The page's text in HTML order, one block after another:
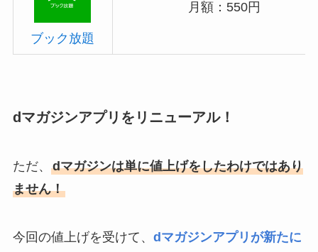
ブック放題
月額：550円
dマガジンアプリをリニューアル！
ただ、 dマガジンは単に値上げをしたわけではあり
ません！
今回の値上げを受けて、 dマガジンアプリが新たに